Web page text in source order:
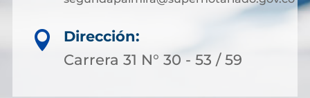

Dirección:
Carrera 31 N° 30 - 53 / 59